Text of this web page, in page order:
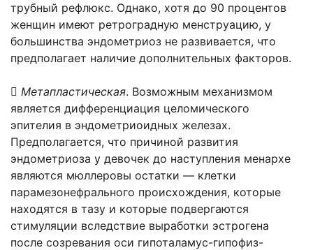
трубный рефлюкс. Однако, хотя до 90 процентов
женщин имеют ретроградную менструацию, у
большинства эндометриоз не развивается, что
предполагает наличие дополнительных факторов.
 Метапластическая. Возможным механизмом
является дифференциация целомического
эпителия в эндометриоидных железах.
Предполагается, что причиной развития
эндометриоза у девочек до наступления менархе
являются мюллеровы остатки — клетки
парамезонефрального происхождения, которые
находятся в тазу и которые подвергаются
стимуляции вследствие выработки эстрогена
после созревания оси гипоталамус-гипофиз-